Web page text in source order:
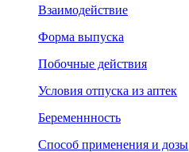
Взаимодействие
Форма выпуска
Побочные действия
Условия отпуска из аптек
Беременнность
Способ применения и дозы